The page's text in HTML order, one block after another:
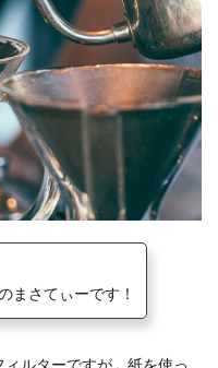
まさてぃーです！
ルターですが、紙を使っ